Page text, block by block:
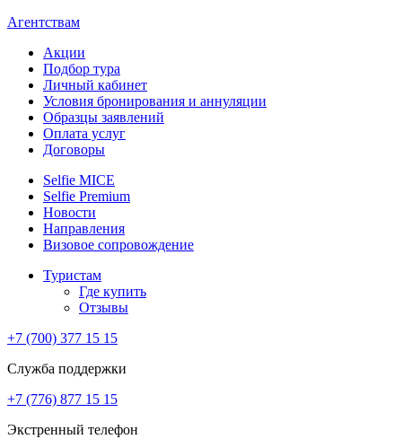
Агентствам
Акции
Подбор тура
Личный кабинет
Условия бронирования и аннуляции
Образцы заявлений
Оплата услуг
Договоры
Selfie MICE
Selfie Premium
Новости
Направления
Визовое сопровождение
Туристам
Где купить
Отзывы
+7 (700) 377 15 15
Служба поддержки
+7 (776) 877 15 15
Экстренный телефон